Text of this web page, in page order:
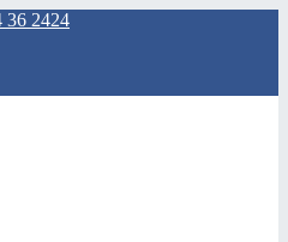
36 2424